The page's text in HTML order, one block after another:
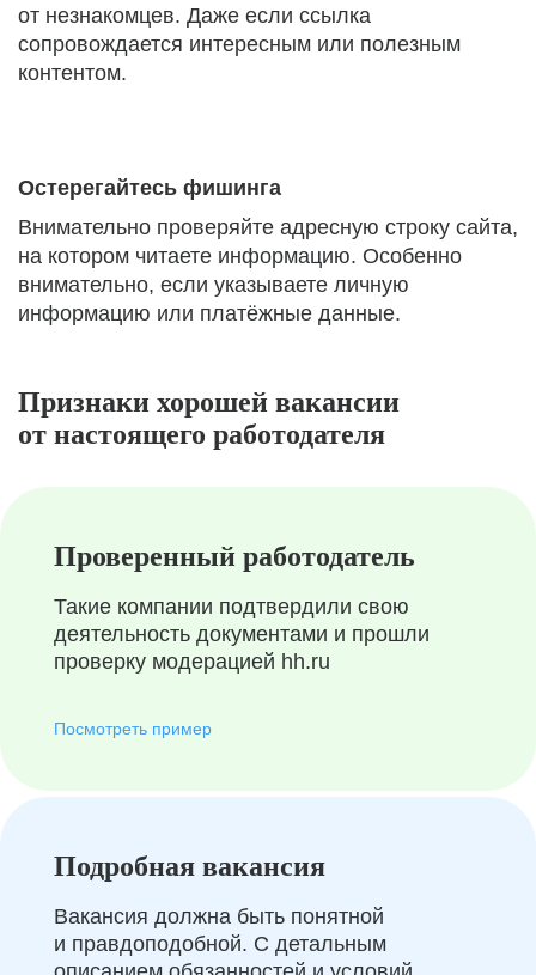
от незнакомцев. Даже если ссылка
сопровождается интересным или полезным
контентом.
Остерегайтесь фишинга
Внимательно проверяйте адресную строку сайта,
на котором читаете информацию. Особенно
внимательно, если указываете личную
информацию или платёжные данные.
Признаки хорошей вакансии
от настоящего работодателя
Проверенный работодатель
Такие компании подтвердили свою
деятельность документами и прошли
проверку модерацией hh.ru
Посмотреть пример
Подробная вакансия
Вакансия должна быть понятной
и правдоподобной. С детальным